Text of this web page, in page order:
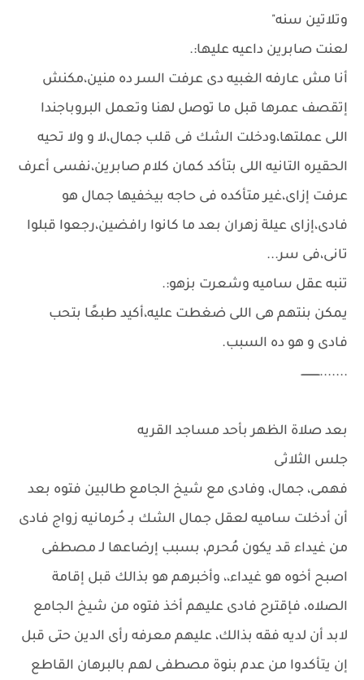
وتلاتين سنه"
لعنت صابرين داعيه عليها:.
أنا مش عارفه الغبيه دى عرفت السر ده منين،مكنش
إتقصف عمرها قبل ما توصل لهنا وتعمل البروباجندا
اللى عملتها،ودخلت الشك فى قلب جمال،لا و ولا تحيه
الحقيره التانيه اللى بتأكد كمان كلام صابرين،نفسى أعرف
عرفت إزاى،غير متأكده فى حاجه بيخفيها جمال هو
فادى،إزاى عيلة زهران بعد ما كانوا رافضين،رجعوا قبلوا
تانى،فى سر...
تنبه عقل ساميه وشعرت بزهو:.
يمكن بنتهم هى اللى ضغطت عليه،أكيد طبعًا بتحب
فادى و هو ده السبب.
.......ـــــــــــ
بعد صلاة الظهر بأحد مساجد القريه
جلس الثلاثى
فهمى، جمال، وفادى مع شيخ الجامع طالبين فتوه بعد
أن أدخلت ساميه لعقل جمال الشك بـ حُرمانيه زواج فادى
من غيداء قد يكون مُحرم، بسبب إرضاعها لـ مصطفى
اصبح أخوه هو غيداء،، وأخبرهم هو بذالك قبل إقامة
الصلاه، فإقترح فادى عليهم أخذ فتوه من شيخ الجامع
لابد أن لديه فقه بذالك، عليهم معرفه رأى الدين حتى قبل
إن يتأكدوا من عدم بنوة مصطفى لهم بالبرهان القاطع